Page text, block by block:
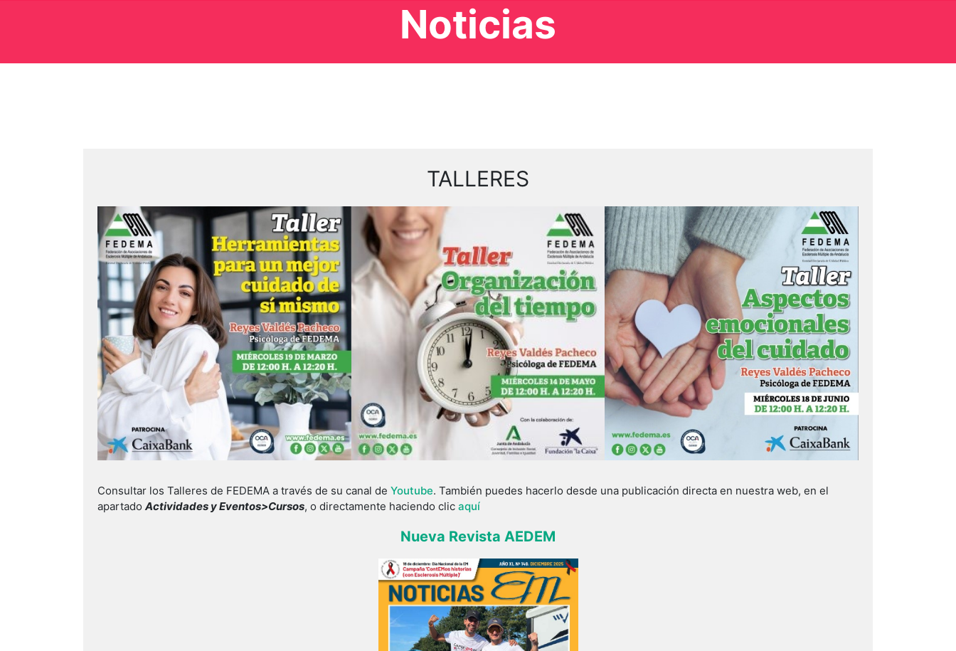
Noticias
TALLERES
Consultar los Talleres de FEDEMA a través de su canal de Youtube. También puedes hacerlo desde una publicación directa en nuestra web, en el
apartado Actividades y Eventos>Cursos, o directamente haciendo clic aquí
Nueva Revista AEDEM